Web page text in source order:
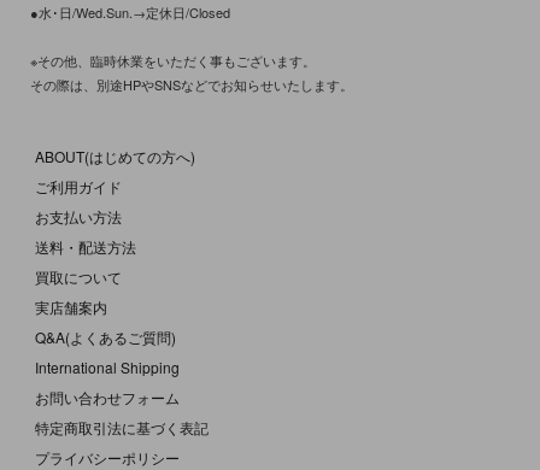
●水･日/Wed.Sun.→定休日/Closed
※その他、臨時休業をいただく事もございます。
その際は、別途HPやSNSなどでお知らせいたします。
ABOUT(はじめての方へ)
ご利用ガイド
お支払い方法
送料・配送方法
買取について
実店舗案内
Q&A(よくあるご質問)
International Shipping
お問い合わせフォーム
特定商取引法に基づく表記
プライバシーポリシー